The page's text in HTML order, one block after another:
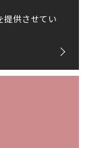
提供させてい